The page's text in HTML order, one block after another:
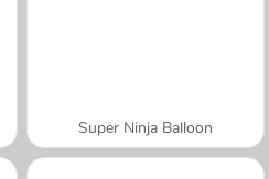
Super Ninja Balloon